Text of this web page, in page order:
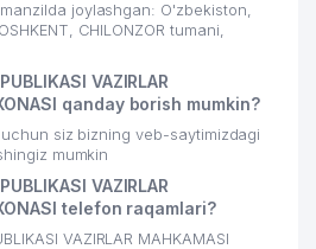
DAVLAT
360 м
XUSUSIY FIRMASI
PARTIYASI
379 м
manzilda joylashgan: O'zbekiston,
CHILONZOR tumani,
VAZIRLAR
qanday borish mumkin?
siz bizning veb-saytimizdagi
mumkin
VAZIRLAR
telefon raqamlari?
VAZIRLAR MAHKAMASI